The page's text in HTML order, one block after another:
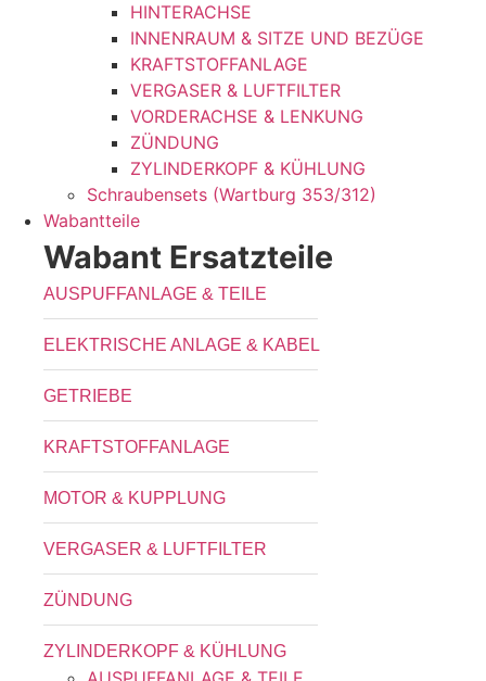
HINTERACHSE
INNENRAUM & SITZE UND BEZÜGE
KRAFTSTOFFANLAGE
VERGASER & LUFTFILTER
VORDERACHSE & LENKUNG
ZÜNDUNG
ZYLINDERKOPF & KÜHLUNG
Schraubensets (Wartburg 353/312)
Wabantteile
Wabant Ersatzteile
AUSPUFFANLAGE & TEILE
ELEKTRISCHE ANLAGE & KABEL
GETRIEBE
KRAFTSTOFFANLAGE
MOTOR & KUPPLUNG
VERGASER & LUFTFILTER
ZÜNDUNG
ZYLINDERKOPF & KÜHLUNG